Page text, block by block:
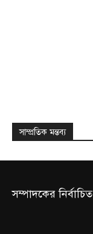
সাম্প্রতিক মন্তব্য
সম্পাদকের নির্বাচিত